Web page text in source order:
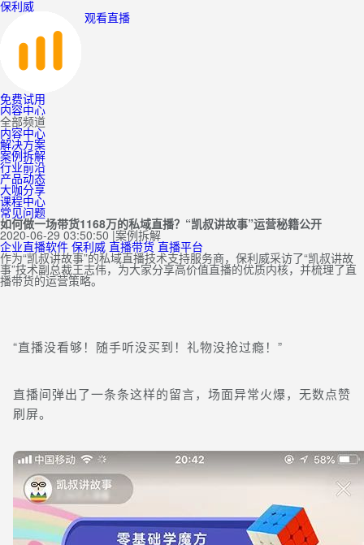
保利威
观看直播
免费试用
内容中心
全部频道
内容中心
解决方案
案例拆解
行业前沿
产品动态
大咖分享
课程中心
常见问题
如何做一场带货1168万的私域直播？“凯叔讲故事”运营秘籍公开
2020-06-29 03:50:50 |案例拆解
企业直播软件 保利威 直播带货 直播平台
作为“凯叔讲故事”的私域直播技术支持服务商，保利威采访了“凯叔讲故
事”技术副总裁王志伟，为大家分享高价值直播的优质内核，并梳理了直
播带货的运营策略。
“直播没看够！随手听没买到！礼物没抢过瘾！”
直播间弹出了一条条这样的留言，场面异常火爆，无数点赞
刷屏。